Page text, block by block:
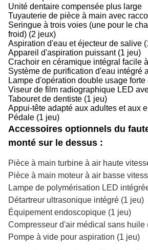
Unité dentaire compensée plus large
Tuyauterie de pièce à main avec
Seringue à trois voies (une pour le
froid) (2 jeux)
Aspiration d'eau et éjecteur de salive
Appareil d'aspiration puissant (1 jeu)
Crachoir en céramique intégral facile
Système de purification d'eau intégré
Lampe d'opération double usage
Viseur de film radiographique LED
Tabouret de dentiste (1 jeu)
Appui-tête adapté aux adultes et aux
Pédale (1 jeu)
Accessoires optionnels du
monté sur le dessus :
Pièce à main turbine à air haute
Pièce à main moteur à air basse
Lampe de polymérisation LED
Détartreur ultrasonique intégré (1 jeu)
Équipement endoscopique (1 jeu)
Compresseur d'air médical sans huile
Pompe à vide pour aspiration (1 jeu)